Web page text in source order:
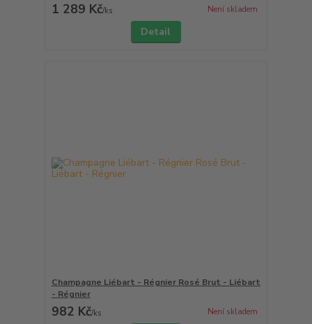
1 289 Kč/ks Není skladem
Detail
Champagne Liébart - Régnier Rosé Brut - Liébart
- Régnier
982 Kč/ks Není skladem